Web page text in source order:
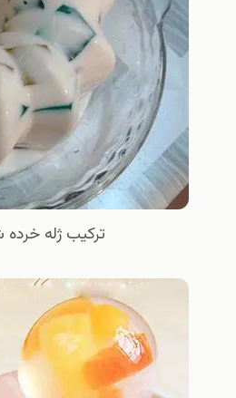
تركيب ژله خرده شيشه با